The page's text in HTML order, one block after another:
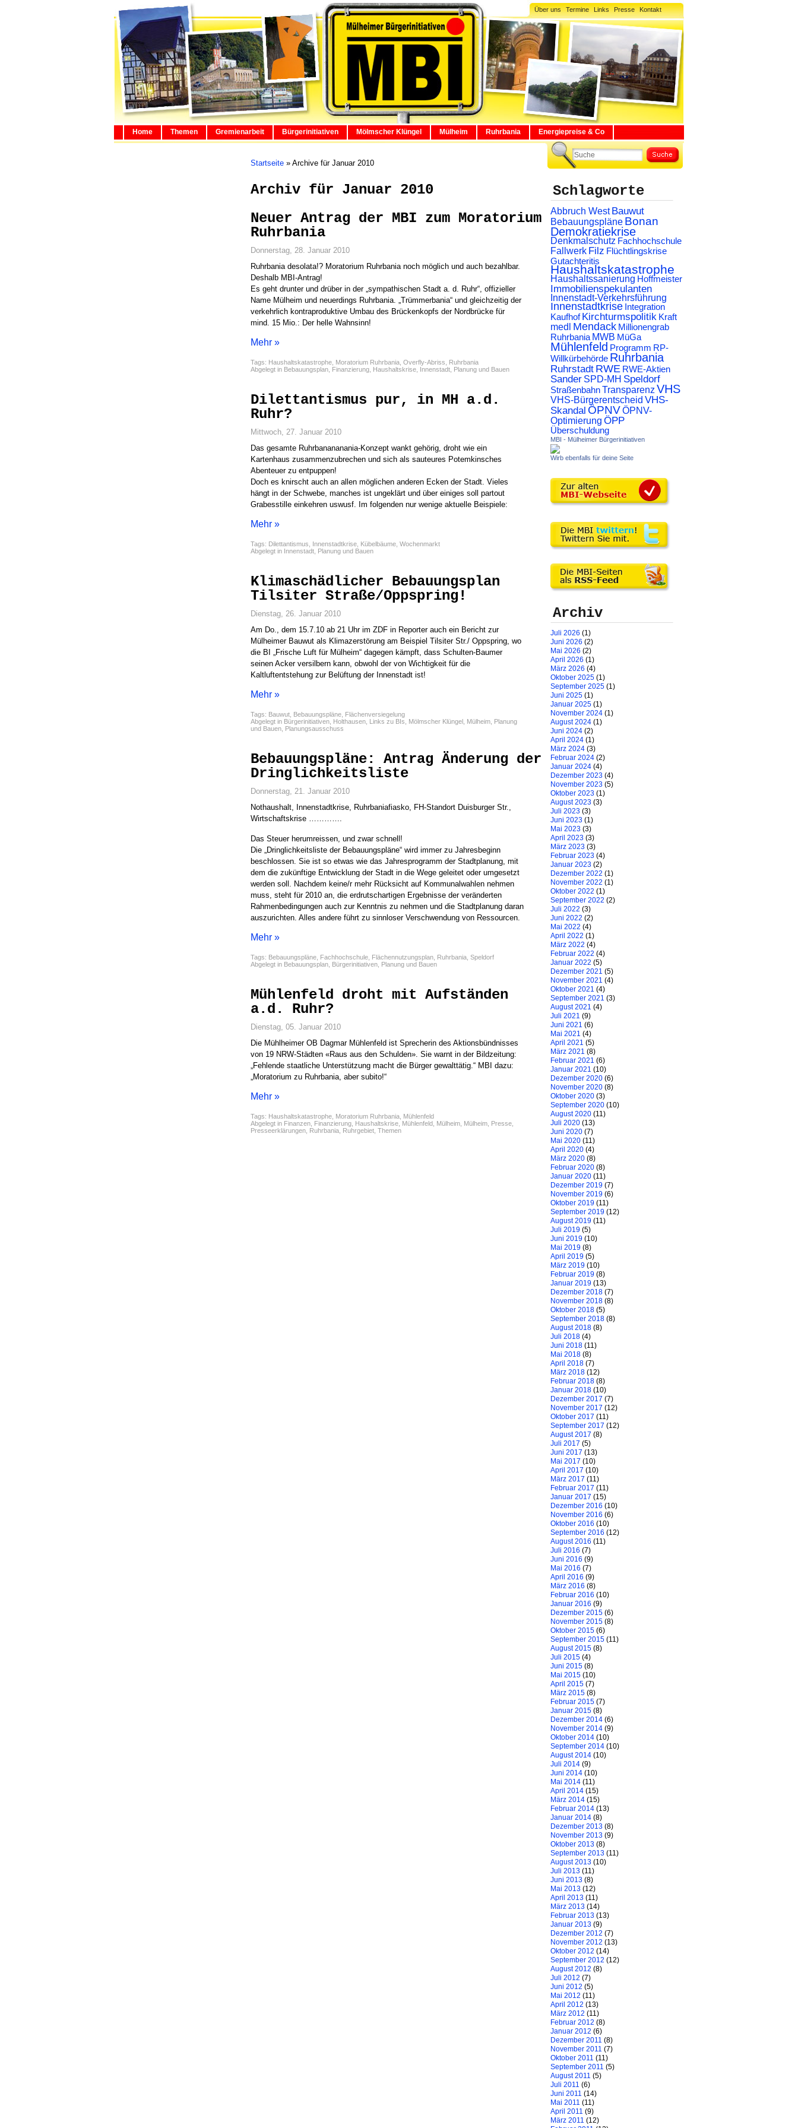
Über uns Termine Links Presse Kontakt
Home Themen Gremienarbeit Bürgerinitiativen Mölmscher Klüngel Mülheim Ruhrbania Energiepreise & Co
Startseite » Archive für Januar 2010
Archiv für Januar 2010
Neuer Antrag der MBI zum Moratorium
Ruhrbania
Donnerstag, 28. Januar 2010
Ruhrbania desolata!? Moratorium Ruhrbania noch möglich und auch bezahlbar.
Deshalb MBI-Antrag!
Es geht drunter und drüber in der „sympathischen Stadt a. d. Ruhr“, offizieller
Name Mülheim und neuerdings Ruhrbania. „Trümmerbania“ und gleichzeitig der
verkehrlich kontraproduktive Umbau des Brückenkopfs der Nordbrücke für
mind. 15 Mio.: Der helle Wahnsinn!
Mehr »
Tags: Haushaltskatastrophe Moratorium Ruhrbania Overfly-Abriss
Ruhrbania
Abgelegt in Bebauungsplan Finanzierung Haushaltskrise Innenstadt Planung und Bauen
Dilettantismus pur, in MH a.d.
Ruhr?
Mittwoch, 27. Januar 2010
Das gesamte Ruhrbanananania-Konzept wankt gehörig, droht wie ein
Kartenhaus zusammenzubrechen und sich als sauteures Potemkinsches
Abenteuer zu entpuppen!
Doch es knirscht auch an allen möglichen anderen Ecken der Stadt. Vieles
hängt in der Schwebe, manches ist ungeklärt und über einiges soll partout
Grabesstille einkehren uswusf. Im folgenden nur wenige aktuelle Beispiele:
Mehr »
Tags: Dilettantismus Innenstadtkrise Kübelbäume Wochenmarkt
Abgelegt in Innenstadt Planung und Bauen
Klimaschädlicher Bebauungsplan
Tilsiter Straße/Oppspring!
Dienstag, 26. Januar 2010
Am Do., dem 15.7.10 ab 21 Uhr im ZDF in Reporter auch ein Bericht zur
Mülheimer Bauwut als Klimazerstörung am Beispiel Tilsiter Str./ Oppspring, wo
die BI „Frische Luft für Mülheim“ dagegen kämpft, dass Schulten-Baumer
seinen Acker versilbern kann, obwohl der von Wichtigkeit für die
Kaltluftentstehung zur Belüftung der Innenstadt ist!
Mehr »
Tags: Bauwut Bebauungspläne Flächenversiegelung
Abgelegt in Bürgerinitiativen Holthausen Links zu BIs Mölmscher Klüngel Mülheim Planung
und Bauen Planungsausschuss
Bebauungspläne: Antrag Änderung der
Dringlichkeitsliste
Donnerstag, 21. Januar 2010
Nothaushalt, Innenstadtkrise, Ruhrbaniafiasko, FH-Standort Duisburger Str.,
Wirtschaftskrise ………….
Das Steuer herumreissen, und zwar schnell!
Die „Dringlichkeitsliste der Bebauungspläne“ wird immer zu Jahresbeginn
beschlossen. Sie ist so etwas wie das Jahresprogramm der Stadtplanung, mit
dem die zukünftige Entwicklung der Stadt in die Wege geleitet oder umgesetzt
werden soll. Nachdem keine/r mehr Rücksicht auf Kommunalwahlen nehmen
muss, steht für 2010 an, die erdrutschartigen Ergebnisse der veränderten
Rahmenbedingungen auch zur Kenntnis zu nehmen und die Stadtplanung daran
auszurichten. Alles andere führt zu sinnloser Verschwendung von Ressourcen.
Mehr »
Tags: Bebauungspläne Fachhochschule Flächennutzungsplan Ruhrbania Speldorf
Abgelegt in Bebauungsplan Bürgerinitiativen Planung und Bauen
Mühlenfeld droht mit Aufständen
a.d. Ruhr?
Dienstag, 05. Januar 2010
Die Mühlheimer OB Dagmar Mühlenfeld ist Sprecherin des Aktionsbündnisses
von 19 NRW-Städten «Raus aus den Schulden». Sie warnt in der Bildzeitung:
„Fehlende staatliche Unterstützung macht die Bürger gewalttätig.“ MBI dazu:
„Moratorium zu Ruhrbania, aber subito!“
Mehr »
Tags: Haushaltskatastrophe Moratorium Ruhrbania Mühlenfeld
Abgelegt in Finanzen Finanzierung Haushaltskrise Mühlenfeld Mülheim Mülheim Presse
Presseerklärungen Ruhrbania Ruhrgebiet Themen
Schlagworte
Abbruch West Bauwut
Bebauungspläne Bonan
Demokratiekrise
Denkmalschutz Fachhochschule
Fallwerk Filz Flüchtlingskrise
Gutachteritis
Haushaltskatastrophe
Haushaltssanierung Hoffmeister
Immobilienspekulanten
Innenstadt-Verkehrsführung
Innenstadtkrise Integration
Kaufhof Kirchturmspolitik Kraft
medl Mendack Millionengrab
Ruhrbania MWB MüGa
Mühlenfeld Programm RP-
Willkürbehörde Ruhrbania
Ruhrstadt RWE RWE-Aktien
Sander SPD-MH Speldorf
StraßenbahnTransparenz VHS
VHS-Bürgerentscheid VHS-
Skandal ÖPNVÖPNV-
Optimierung ÖPP
Überschuldung
MBI - Mülheimer Bürgerinitiativen
Wirb ebenfalls für deine Seite
Archiv
Juli 2026 (1)
Juni 2026 (2)
Mai 2026 (2)
April 2026 (1)
März 2026 (4)
Oktober 2025 (1)
September 2025 (1)
Juni 2025 (1)
Januar 2025 (1)
November 2024 (1)
August 2024 (1)
Juni 2024 (2)
April 2024 (1)
März 2024 (3)
Februar 2024 (2)
Januar 2024 (4)
Dezember 2023 (4)
November 2023 (5)
Oktober 2023 (1)
August 2023 (3)
Juli 2023 (3)
Juni 2023 (1)
Mai 2023 (3)
April 2023 (3)
März 2023 (3)
Februar 2023 (4)
Januar 2023 (2)
Dezember 2022 (1)
November 2022 (1)
Oktober 2022 (1)
September 2022 (2)
Juli 2022 (3)
Juni 2022 (2)
Mai 2022 (4)
April 2022 (1)
März 2022 (4)
Februar 2022 (4)
Januar 2022 (5)
Dezember 2021 (5)
November 2021 (4)
Oktober 2021 (4)
September 2021 (3)
August 2021 (4)
Juli 2021 (9)
Juni 2021 (6)
Mai 2021 (4)
April 2021 (5)
März 2021 (8)
Februar 2021 (6)
Januar 2021 (10)
Dezember 2020 (6)
November 2020 (8)
Oktober 2020 (3)
September 2020 (10)
August 2020 (11)
Juli 2020 (13)
Juni 2020 (7)
Mai 2020 (11)
April 2020 (4)
März 2020 (8)
Februar 2020 (8)
Januar 2020 (11)
Dezember 2019 (7)
November 2019 (6)
Oktober 2019 (11)
September 2019 (12)
August 2019 (11)
Juli 2019 (5)
Juni 2019 (10)
Mai 2019 (8)
April 2019 (5)
März 2019 (10)
Februar 2019 (8)
Januar 2019 (13)
Dezember 2018 (7)
November 2018 (8)
Oktober 2018 (5)
September 2018 (8)
August 2018 (8)
Juli 2018 (4)
Juni 2018 (11)
Mai 2018 (8)
April 2018 (7)
März 2018 (12)
Februar 2018 (8)
Januar 2018 (10)
Dezember 2017 (7)
November 2017 (12)
Oktober 2017 (11)
September 2017 (12)
August 2017 (8)
Juli 2017 (5)
Juni 2017 (13)
Mai 2017 (10)
April 2017 (10)
März 2017 (11)
Februar 2017 (11)
Januar 2017 (15)
Dezember 2016 (10)
November 2016 (6)
Oktober 2016 (10)
September 2016 (12)
August 2016 (11)
Juli 2016 (7)
Juni 2016 (9)
Mai 2016 (7)
April 2016 (9)
März 2016 (8)
Februar 2016 (10)
Januar 2016 (9)
Dezember 2015 (6)
November 2015 (8)
Oktober 2015 (6)
September 2015 (11)
August 2015 (8)
Juli 2015 (4)
Juni 2015 (8)
Mai 2015 (10)
April 2015 (7)
März 2015 (8)
Februar 2015 (7)
Januar 2015 (8)
Dezember 2014 (6)
November 2014 (9)
Oktober 2014 (10)
September 2014 (10)
August 2014 (10)
Juli 2014 (9)
Juni 2014 (10)
Mai 2014 (11)
April 2014 (15)
März 2014 (15)
Februar 2014 (13)
Januar 2014 (8)
Dezember 2013 (8)
November 2013 (9)
Oktober 2013 (8)
September 2013 (11)
August 2013 (10)
Juli 2013 (11)
Juni 2013 (8)
Mai 2013 (12)
April 2013 (11)
März 2013 (14)
Februar 2013 (13)
Januar 2013 (9)
Dezember 2012 (7)
November 2012 (13)
Oktober 2012 (14)
September 2012 (12)
August 2012 (8)
Juli 2012 (7)
Juni 2012 (5)
Mai 2012 (11)
April 2012 (13)
März 2012 (11)
Februar 2012 (8)
Januar 2012 (6)
Dezember 2011 (8)
November 2011 (7)
Oktober 2011 (11)
September 2011 (5)
August 2011 (5)
Juli 2011 (6)
Juni 2011 (14)
Mai 2011 (11)
April 2011 (9)
März 2011 (12)